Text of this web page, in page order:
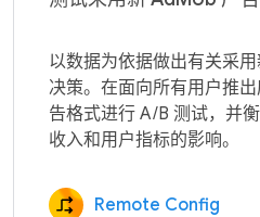
以数据为依据做出有关采
决策。在面向所有用户推
告格式进行 A/B 测试，并
Remote Config